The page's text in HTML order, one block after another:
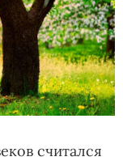
считался